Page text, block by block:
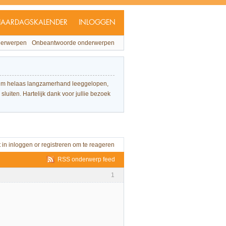
INLOGGEN
Onbeantwoorde onderwerpen
helaas langzamerhand leeggelopen,
Hartelijk dank voor jullie bezoek
in inloggen or registreren om te reageren
RSS onderwerp feed
1